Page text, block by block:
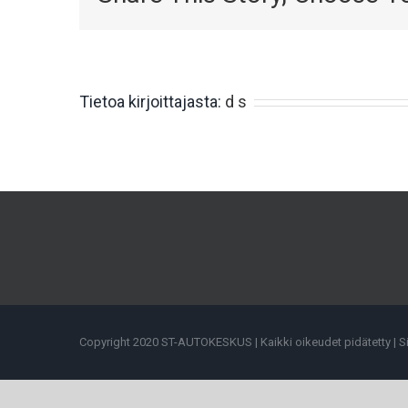
Tietoa kirjoittajasta: d s
Copyright 2020 ST-AUTOKESKUS | Kaikki oikeudet pidätetty |